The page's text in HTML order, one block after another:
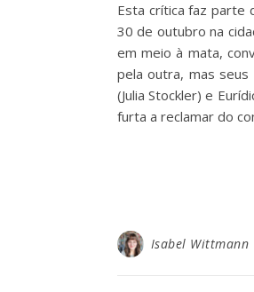
Esta crítica faz parte
30 de outubro na
em meio à mata,
pela outra, mas
(Julia Stockler) e
furta a reclamar do
Isabel Wittmann